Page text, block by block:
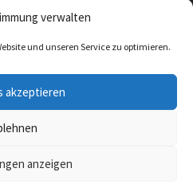
verwalten
und unseren Service zu optimieren.
akzeptieren
anzeigen